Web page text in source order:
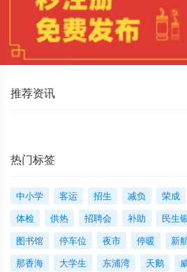
推荐资讯
热门标签
中小学 客运 招生 减负 荣成
体检
供热 招聘会 补助 民生
图书馆
停车位 夜市 停暖 新
那香海
大学生 东浦湾 天鹅